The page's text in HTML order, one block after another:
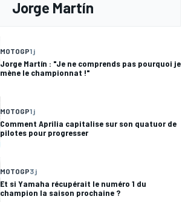
Jorge Martín
MOTOGP1 j
Jorge Martín : "Je ne comprends pas pourquoi je
mène le championnat !"
MOTOGP1 j
Comment Aprilia capitalise sur son quatuor de
pilotes pour progresser
MOTOGP3 j
Et si Yamaha récupérait le numéro 1 du
champion la saison prochaine ?